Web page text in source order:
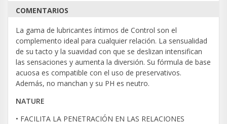
COMENTARIOS
La gama de lubricantes íntimos de Control son el
complemento ideal para cualquier relación. La sensualidad
de su tacto y la suavidad con que se deslizan intensifican
las sensaciones y aumenta la diversión. Su fórmula de base
acuosa es compatible con el uso de preservativos.
Además, no manchan y su PH es neutro.
NATURE
• FACILITA LA PENETRACIÓN EN LAS RELACIONES